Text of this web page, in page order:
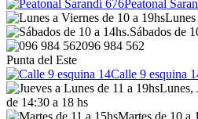
Peatonal
Lunes
Sábados de
096 984 562
Punta del Este
Calle 9 esquina
Lunes,
de 14:30 a 18 hs
Martes de 10 a